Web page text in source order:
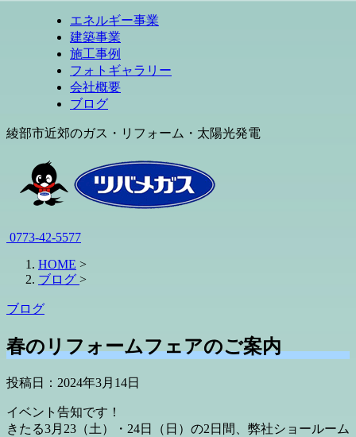
エネルギー事業
建築事業
施工事例
フォトギャラリー
会社概要
ブログ
綾部市近郊のガス・リフォーム・太陽光発電
0773-42-5577
HOME >
ブログ >
ブログ
春のリフォームフェアのご案内
投稿日： 2024年3月14日
イベント告知です！
きたる3月23（土）・24日（日）の2日間、弊社ショールーム